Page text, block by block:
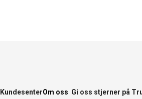
KundesenterOm oss Gi oss stjerner på